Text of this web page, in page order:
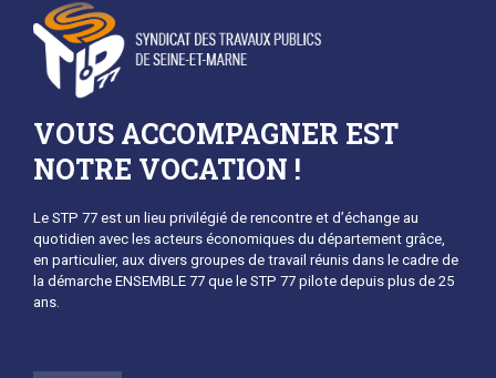
VOUS ACCOMPAGNER EST
NOTRE VOCATION !
Le STP 77 est un lieu privilégié de rencontre et d’échange au
quotidien avec les acteurs économiques du département grâce,
en particulier, aux divers groupes de travail réunis dans le cadre de
la démarche ENSEMBLE 77 que le STP 77 pilote depuis plus de 25
ans.